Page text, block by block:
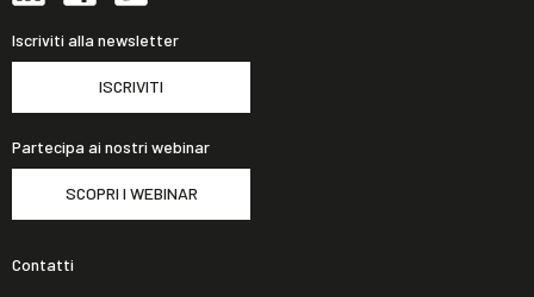
Iscriviti alla newsletter
ISCRIVITI
Partecipa ai nostri webinar
SCOPRI I WEBINAR
Contatti